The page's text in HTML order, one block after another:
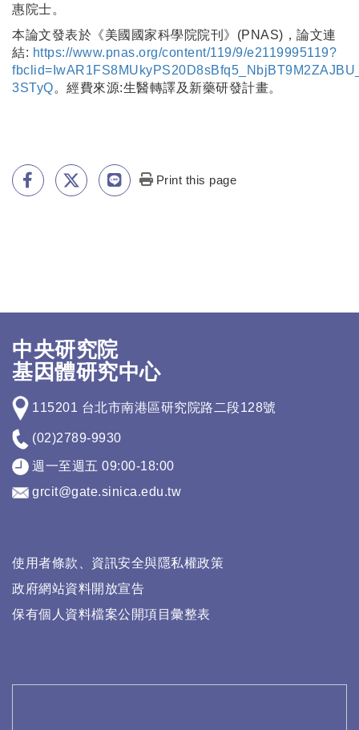
惠院士。
本論文發表於《美國國家科學院院刊》(PNAS)，論文連
結: https://www.pnas.org/content/119/9/e2119995119?
3STyQ。經費來源:生醫轉譯及新藥研發計畫。
Print this page
中央研究院
基因體研究中心
115201 台北市南港區研究院路二段128號
(02)2789-9930
週一至週五 09:00-18:00
grcit@gate.sinica.edu.tw
使用者條款、資訊安全與隱私權政策
政府網站資料開放宣告
保有個人資料檔案公開項目彙整表